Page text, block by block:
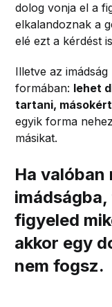
dolog vonja el a
elkalandoznak a
elé ezt a kérdést
Illetve az
formában: lehet
tartani,
egyik forma
másikat.
Ha
figyeled
akkor egy
nem fogsz.